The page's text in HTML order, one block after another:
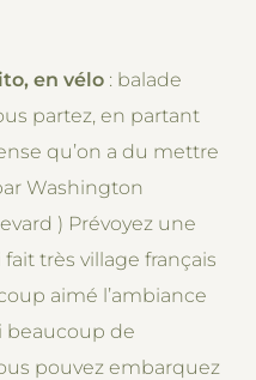
en vélo : balade
partez, en partant
qu’on a du mettre
Washington
) Prévoyez une
très village français
aimé l’ambiance
beaucoup de
pouvez embarquez